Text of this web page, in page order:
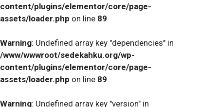
content/plugins/elementor/core/page-
assets/loader.php on line 89
Warning: Undefined array key "dependencies" in
/www/wwwroot/sedekahku.org/wp-
content/plugins/elementor/core/page-
assets/loader.php on line 89
Warning: Undefined array key "version" in